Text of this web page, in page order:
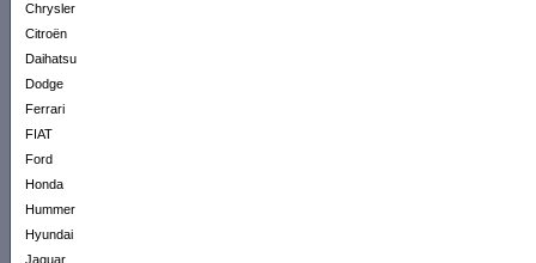
Chrysler
Citroën
Daihatsu
Dodge
Ferrari
FIAT
Ford
Honda
Hummer
Hyundai
Jaguar